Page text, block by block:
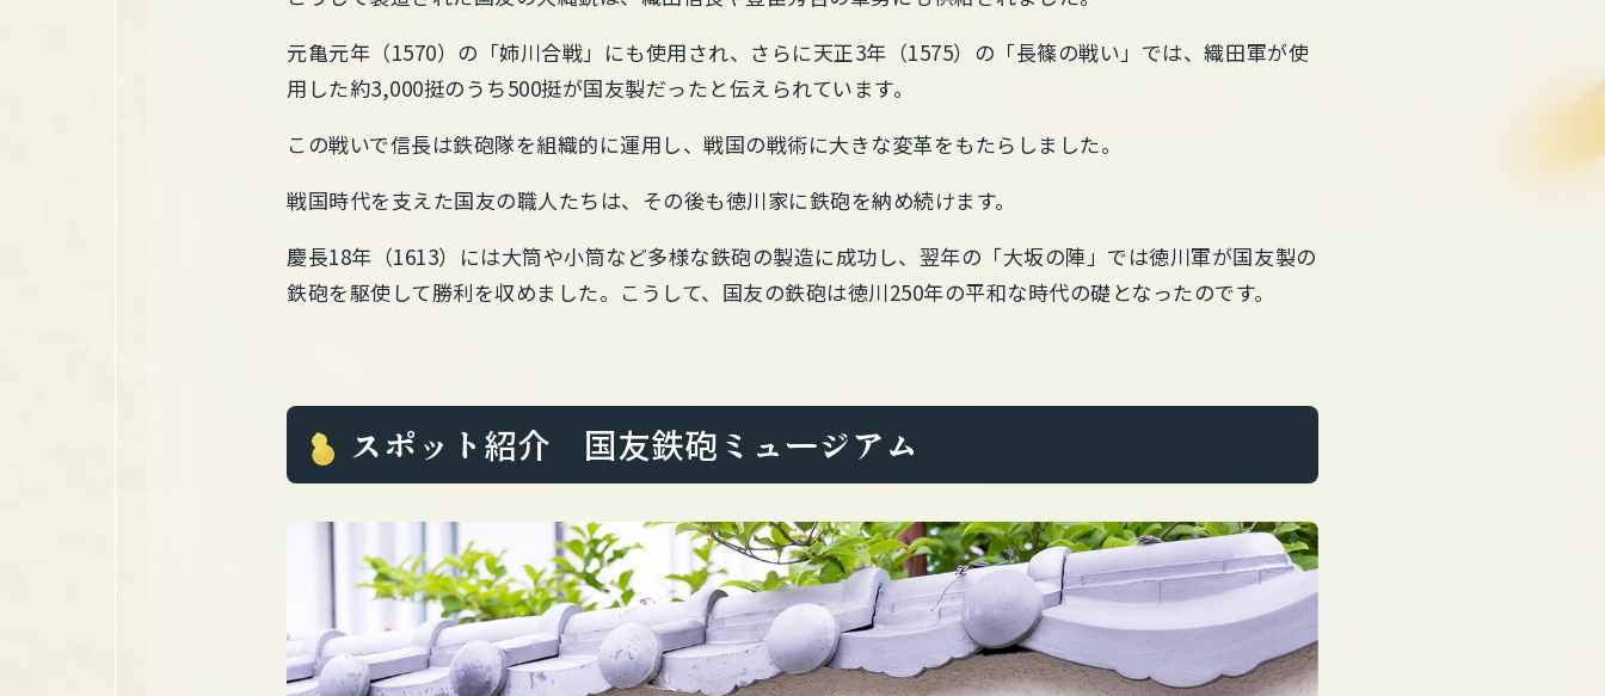
元亀元年（1570）の「姉川合戦」にも使用され、さらに天正3年（1575）の「長篠の戦い」では、織田軍が使
用した約3,000挺のうち500挺が国友製だったと伝えられています。
この戦いで信長は鉄砲隊を組織的に運用し、戦国の戦術に大きな変革をもたらしました。
戦国時代を支えた国友の職人たちは、その後も徳川家に鉄砲を納め続けます。
慶長18年（1613）には大筒や小筒など多様な鉄砲の製造に成功し、翌年の「大坂の陣」では徳川軍が国友製の
鉄砲を駆使して勝利を収めました。こうして、国友の鉄砲は徳川250年の平和な時代の礎となったのです。
スポット紹介 国友鉄砲ミュージアム